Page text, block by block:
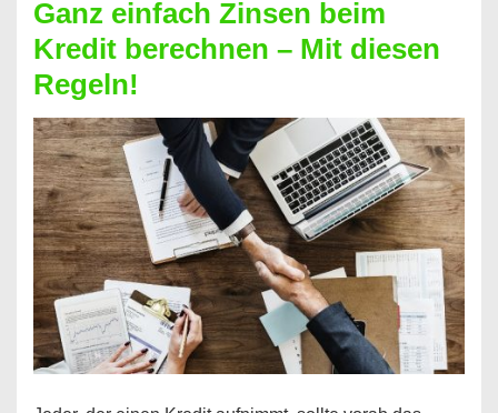
bekommen?
So
ist
es
möglich!
Ganz einfach Zinsen beim
Kredit berechnen – Mit diesen
Regeln!